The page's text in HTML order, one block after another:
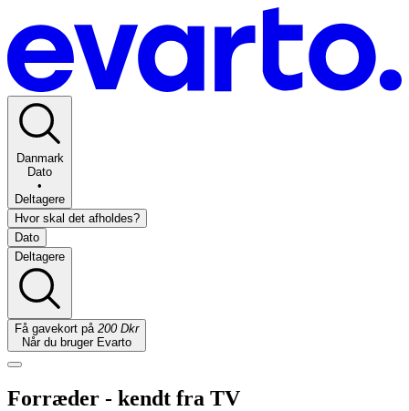
Danmark
Dato
•
Deltagere
Hvor skal det afholdes?
Dato
Deltagere
Få gavekort på 200 Dkr
Når du bruger Evarto
Forræder - kendt fra TV